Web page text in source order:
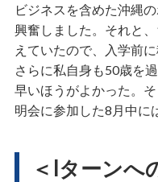
ビジネスを含めた沖縄
興奮しました。それと
えていたので、入学前
さらに私自身も50歳を
早いほうがよかった。
明会に参加した8月中に
＜Iターンへ